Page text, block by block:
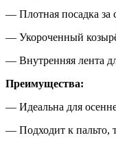
— Плотная посадка за
— Укороченный
— Внутренняя лента
Преимущества:
— Идеальна для
— Подходит к пальто,